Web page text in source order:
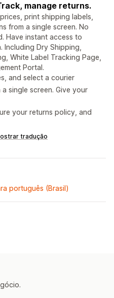
manage returns.
print shipping labels,
from a single screen. No
Have instant access to
Including Dry Shipping,
White Label Tracking Page,
Portal.
and select a courier
single screen. Give your
your returns policy, and
tradução
português (Brasil)